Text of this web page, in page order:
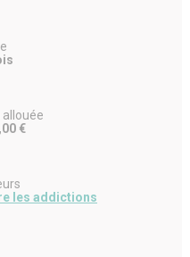
€
les addictions